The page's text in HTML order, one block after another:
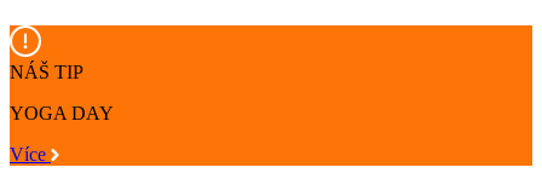
NÁŠ TIP
YOGA DAY
Více